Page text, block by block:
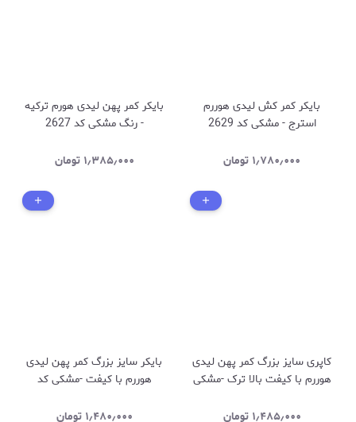
بایکر کمر کش لیدی هوررم
استرج - مشکی کد 2629
۱٫۷۸۰٫۰۰۰ تومان
بایکر کمر پهن لیدی هورم ترکیه
- رنگ مشکی کد 2627
۱٫۳۸۵٫۰۰۰ تومان
کاپری سایز بزرگ کمر پهن لیدی
هوررم با کیفت بالا ترک -مشکی
۱٫۴۸۵٫۰۰۰ تومان
بایکر سایز بزرگ کمر پهن لیدی
هوررم با کیفت -مشکی کد
۱٫۴۸۰٫۰۰۰ تومان